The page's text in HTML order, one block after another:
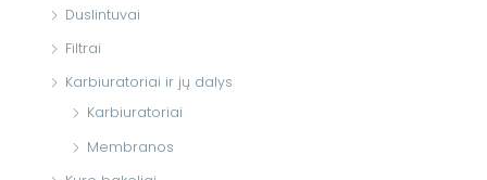
Duslintuvai
Filtrai
Karbiuratoriai ir jų dalys
Karbiuratoriai
Membranos